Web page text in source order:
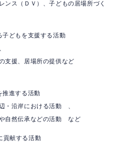
ンス（ＤＶ）、子どもの居場所づく
子どもを支援する活動
支援、居場所の提供など
推進する活動
・沿岸における活動 、
自然伝承などの活動 など
貢献する活動